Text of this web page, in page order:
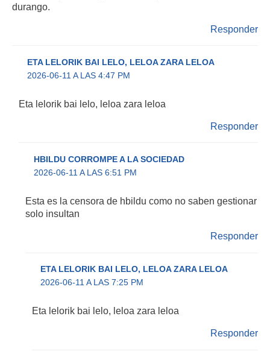
durango.
Responder
ETA LELORIK BAI LELO, LELOA ZARA LELOA
2026-06-11 A LAS 4:47 PM
Eta lelorik bai lelo, leloa zara leloa
Responder
HBILDU CORROMPE A LA SOCIEDAD
2026-06-11 A LAS 6:51 PM
Esta es la censora de hbildu como no saben gestionar
solo insultan
Responder
ETA LELORIK BAI LELO, LELOA ZARA LELOA
2026-06-11 A LAS 7:25 PM
Eta lelorik bai lelo, leloa zara leloa
Responder